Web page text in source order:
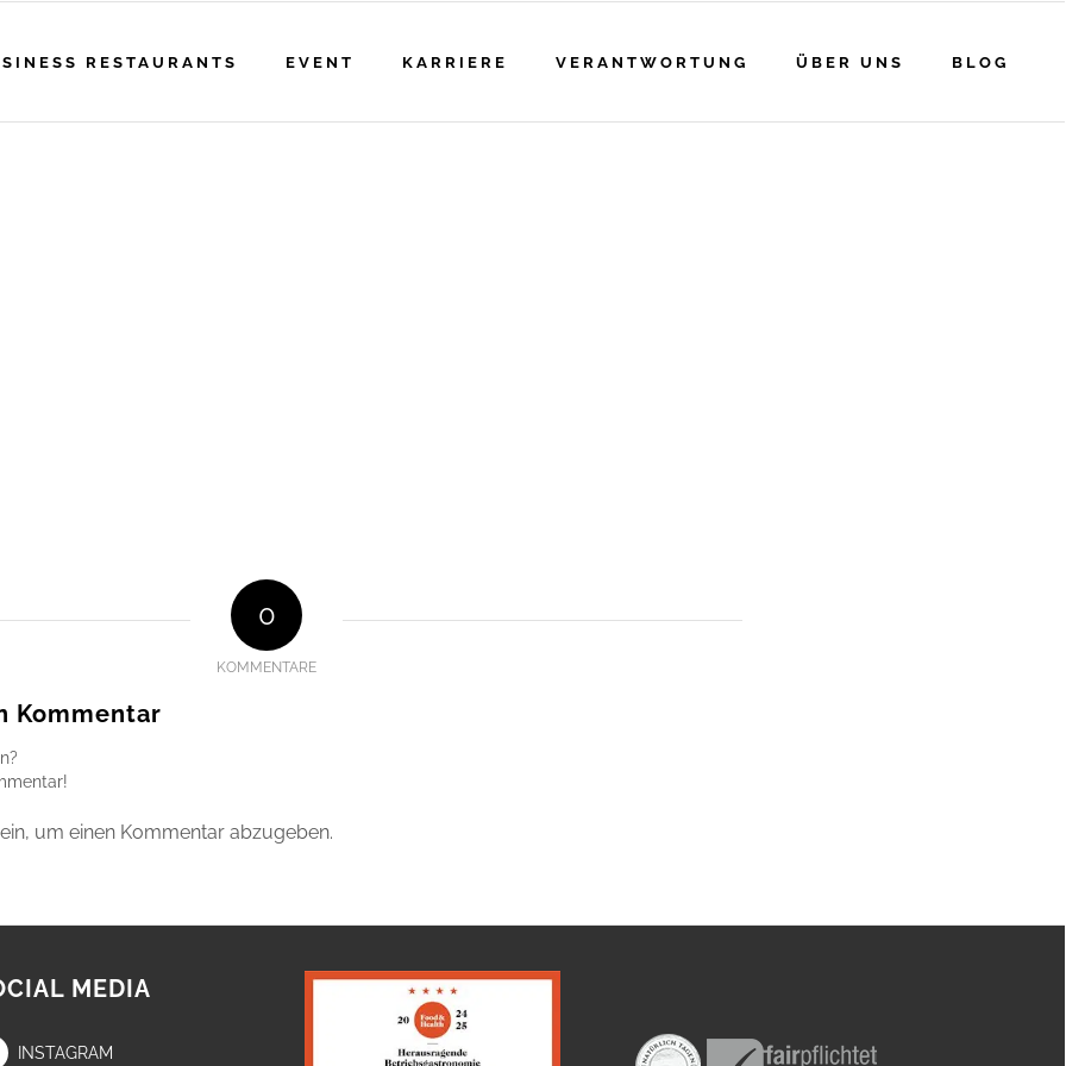
RESTAURANTS EVENT KARRIERE VERANTWORTUNG ÜBER UNS BLOG
0
KOMMENTARE
Kommentar
um einen Kommentar abzugeben.
MEDIA
INSTAGRAM